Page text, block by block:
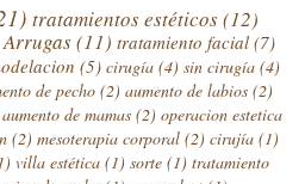
tratamientos estéticos(12)
Arrugas(11) tratamiento facial (7)
(5) cirugía (4) sin cirugía (4)
de pecho (2) aumento de labios (2)
aumento de mamas (2) operacion estetica
(2) mesoterapia corporal (2) cirujía (1)
villa estética (1) sorte (1) tratamiento